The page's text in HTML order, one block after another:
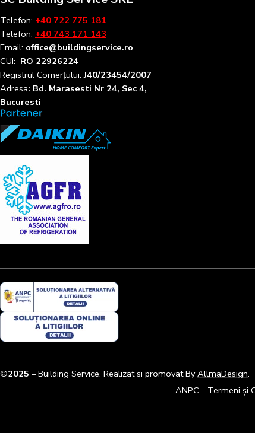
Telefon: +40 722 775 181
Telefon: +40 743 171 143
Email: office@buildingservice.ro
CUI: RO 22926224
Registrul Comerțului:J40/23454/2007
Adresa: Bd. Marasesti Nr 24, Sec 4,
Bucuresti
©2025 – Building Service. Realizat si promovat ByAllmaDesign.
ANPC
Termeni și